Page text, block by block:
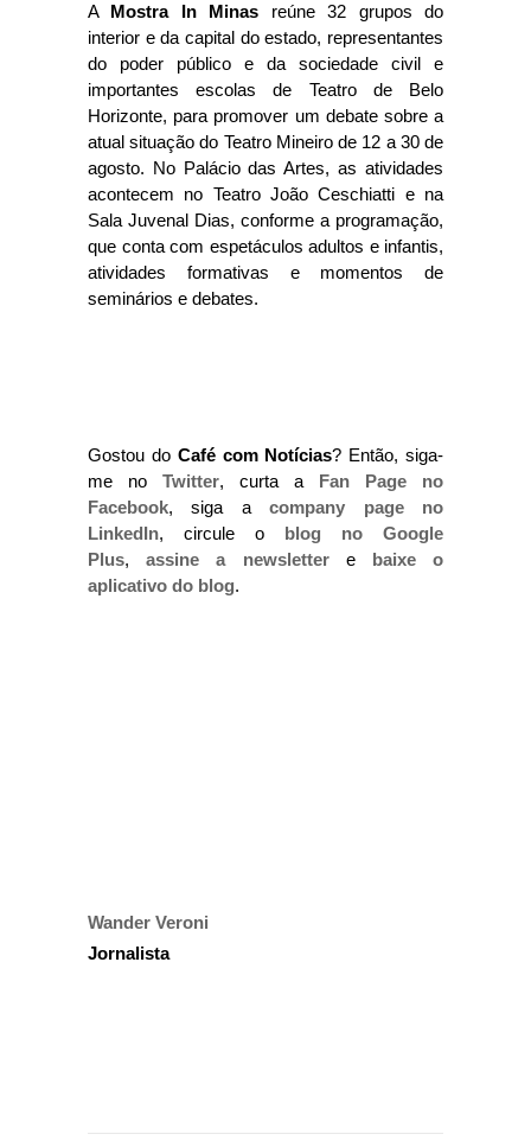
A Mostra In Minas reúne 32 grupos do
interior e da capital do estado, representantes
do poder público e da sociedade civil e
importantes escolas de Teatro de Belo
Horizonte, para promover um debate sobre a
atual situação do Teatro Mineiro de 12 a 30 de
agosto. No Palácio das Artes, as atividades
acontecem no Teatro João Ceschiatti e na
Sala Juvenal Dias, conforme a programação,
que conta com espetáculos adultos e infantis,
atividades formativas e momentos de
seminários e debates.
Gostou do Café com Notícias? Então, siga-
me no Twitter, curta a Fan Page no
Facebook, siga acompany page no
LinkedIn, circule o blog no Google
Plus,assine a newslettere baixe o
aplicativo do blog.
Wander Veroni
Jornalista